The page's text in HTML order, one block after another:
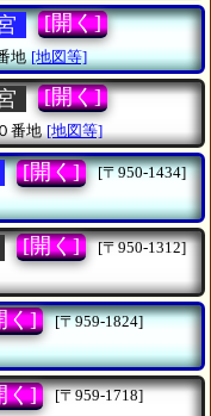
[開く]
地 [地図等]
[開く]
番地 [地図等]
[開く]
[〒950-1434]
[開く]
[〒950-1312]
く]
[〒959-1824]
く]
[〒959-1718]